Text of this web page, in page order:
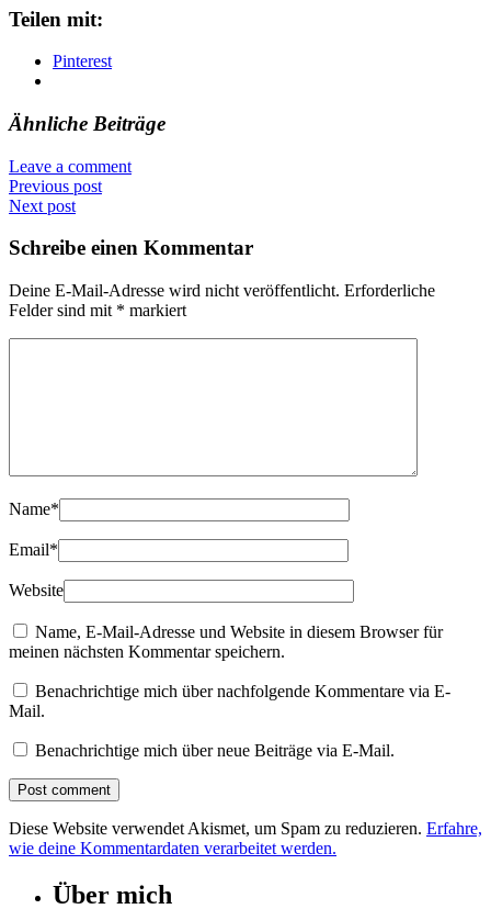
Teilen mit:
Pinterest
Ähnliche Beiträge
Leave a comment
Previous post
Next post
Schreibe einen Kommentar
Deine E-Mail-Adresse wird nicht veröffentlicht. Erforderliche
Felder sind mit * markiert
Name*
Email*
Website
Name, E-Mail-Adresse und Website in diesem Browser für
meinen nächsten Kommentar speichern.
Benachrichtige mich über nachfolgende Kommentare via E-
Mail.
Benachrichtige mich über neue Beiträge via E-Mail.
Diese Website verwendet Akismet, um Spam zu reduzieren. Erfahre,
wie deine Kommentardaten verarbeitet werden.
Über mich